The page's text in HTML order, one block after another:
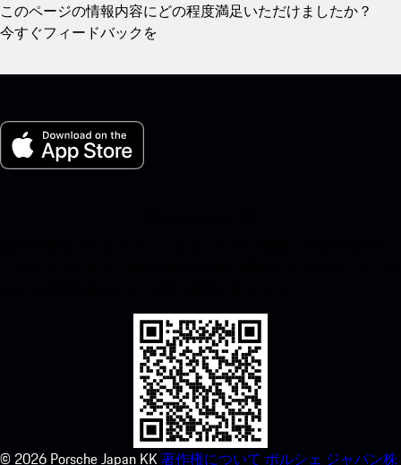
このページの情報内容にどの程度満足いただけましたか？
今すぐフィードバックを
© 2026 Porsche Japan KK著作権について ポルシェ ジャパン株